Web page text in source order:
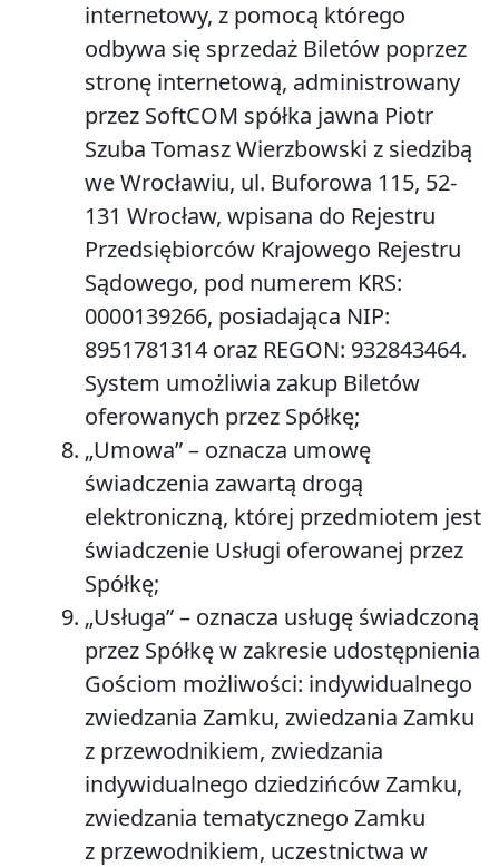
internetowy, z pomocą którego
odbywa się sprzedaż Biletów poprzez
stronę internetową, administrowany
przez SoftCOM spółka jawna Piotr
Szuba Tomasz Wierzbowski z siedzibą
we Wrocławiu, ul. Buforowa 115, 52-
131 Wrocław, wpisana do Rejestru
Przedsiębiorców Krajowego Rejestru
Sądowego, pod numerem KRS:
0000139266, posiadająca NIP:
8951781314 oraz REGON: 932843464.
System umożliwia zakup Biletów
oferowanych przez Spółkę;
„Umowa”– oznacza umowę
świadczenia zawartą drogą
elektroniczną, której przedmiotem jest
świadczenie Usługi oferowanej przez
Spółkę;
„Usługa”– oznacza usługę świadczoną
przez Spółkę w zakresie udostępnienia
Gościom możliwości: indywidualnego
zwiedzania Zamku, zwiedzania Zamku
z przewodnikiem, zwiedzania
indywidualnego dziedzińców Zamku,
zwiedzania tematycznego Zamku
z przewodnikiem, uczestnictwa w